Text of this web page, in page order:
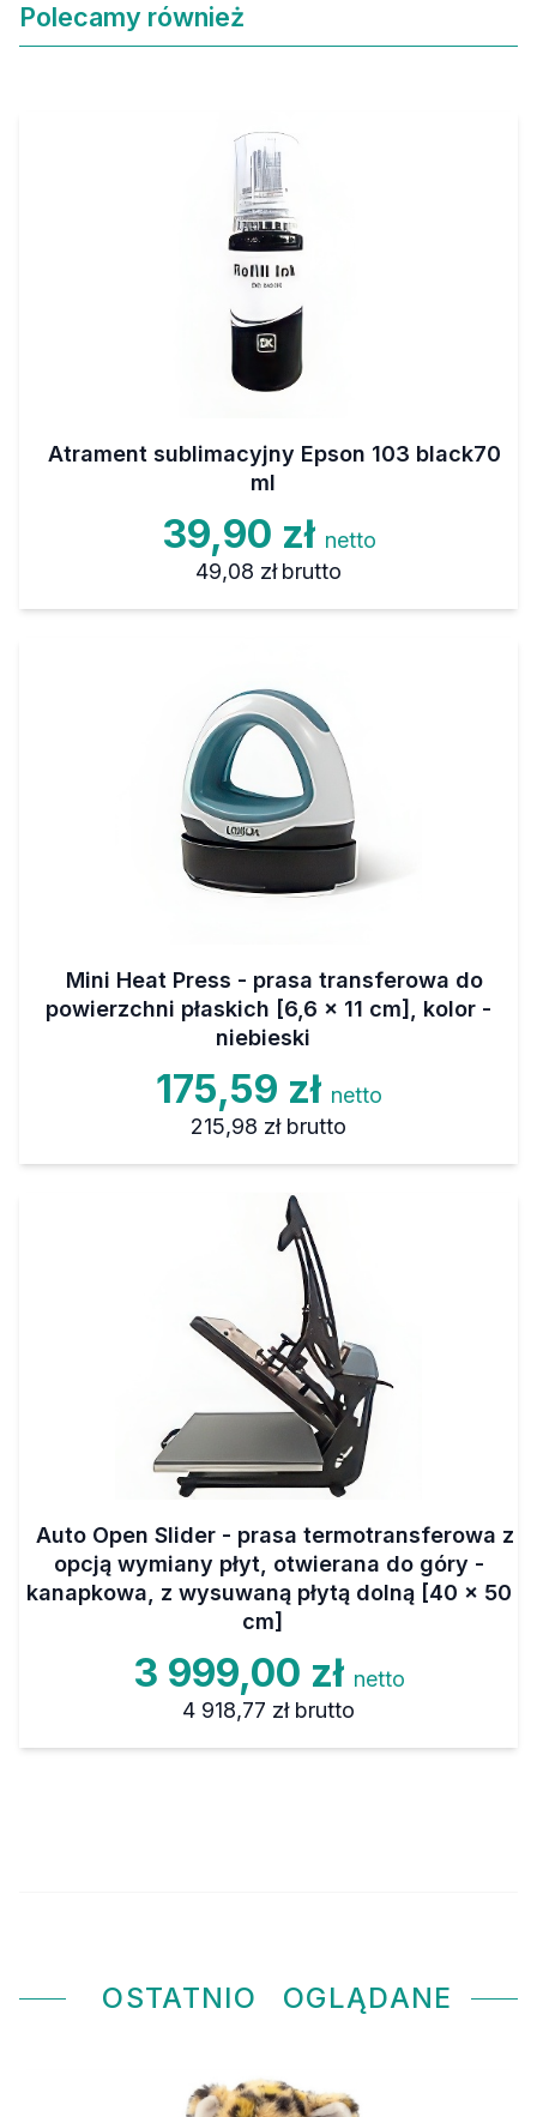
Polecamy również
Atrament sublimacyjny Epson 103 black70
ml
39,90 zł netto
49,08 zł brutto
Mini Heat Press - prasa transferowa do
powierzchni płaskich [6,6 x 11 cm], kolor -
niebieski
175,59 zł netto
215,98 zł brutto
Auto Open Slider - prasa termotransferowa z
opcją wymiany płyt, otwierana do góry -
kanapkowa, z wysuwaną płytą dolną [40 x 50
cm]
3 999,00 zł netto
4 918,77 zł brutto
OSTATNIO OGLĄDANE